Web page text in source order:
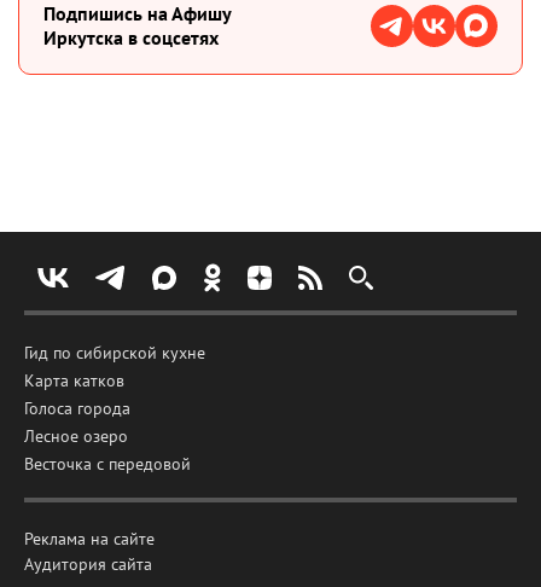
Подпишиcь на Афишу
Иркутска в соцсетях
Гид по сибирской кухне
Карта катков
Голоса города
Лесное озеро
Весточка с передовой
Реклама на сайте
Аудитория сайта